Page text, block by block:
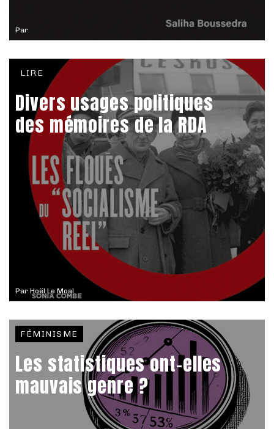
Par
Par Hoël Le Moal
LIRE
Divers usages politiques
des mémoires de la RDA
FÉMINISME
Les statistiques ont-elles
mauvais genre ?